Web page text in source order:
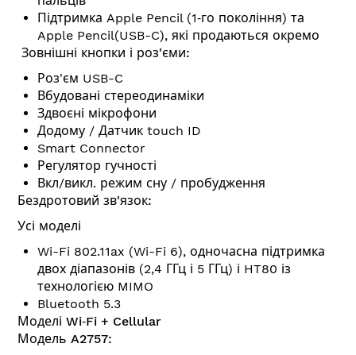
Підтримка Apple Pencil (1‑го покоління) та
Apple Pencil(USB-C), які продаються окремо
Зовнішні кнопки і роз'єми:
Роз'єм USB-C
Вбудовані стереодинаміки
Здвоєні мікрофони
Додому / Датчик touch ID
Smart Connector
Регулятор гучності
Вкл/викл. режим сну / пробудження
Бездротовий зв'язок:
Усі моделі
Wi-Fi 802.11ax (Wi-Fi 6), одночасна підтримка
двох діапазонів (2,4 ГГц і 5 ГГц) і HT80 із
технологією MIMO
Bluetooth 5.3
Моделі Wi‑Fi + Cellular
Модель A2757: